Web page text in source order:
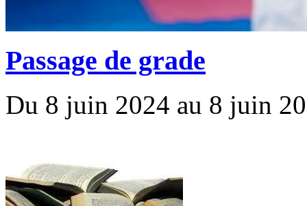
Passage de grade
Du 8 juin 2024 au 8 juin